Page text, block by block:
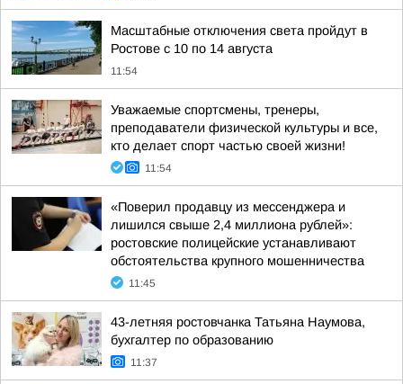
Масштабные отключения света пройдут в
Ростове с 10 по 14 августа
11:54
Уважаемые спортсмены, тренеры,
преподаватели физической культуры и все,
кто делает спорт частью своей жизни!
11:54
«Поверил продавцу из мессенджера и
лишился свыше 2,4 миллиона рублей»:
ростовские полицейские устанавливают
обстоятельства крупного мошенничества
11:45
43-летняя ростовчанка Татьяна Наумова,
бухгалтер по образованию
11:37